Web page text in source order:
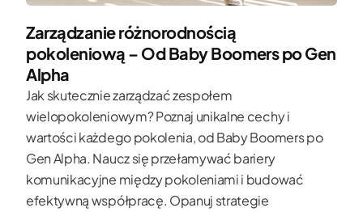
Zarządzanie różnorodnością
pokoleniową – Od Baby Boomers po Gen
Alpha
Jak skutecznie zarządzać zespołem
wielopokoleniowym? Poznaj unikalne cechy i
wartości każdego pokolenia, od Baby Boomers po
Gen Alpha. Naucz się przełamywać bariery
komunikacyjne między pokoleniami i budować
efektywną współpracę. Opanuj strategie